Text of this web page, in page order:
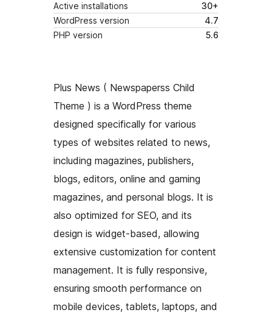
Active installations
30+
WordPress version
4.7
PHP version
5.6
Plus News ( Newspaperss Child
Theme ) is a WordPress theme
designed specifically for various
types of websites related to news,
including magazines, publishers,
blogs, editors, online and gaming
magazines, and personal blogs. It is
also optimized for SEO, and its
design is widget-based, allowing
extensive customization for content
management. It is fully responsive,
ensuring smooth performance on
mobile devices, tablets, laptops, and